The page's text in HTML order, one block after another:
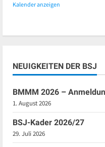
Kalender anzeigen
NEUIGKEITEN DER BSJ
BMMM 2026 –
1. August 2026
BSJ-Kader 2026/27
29. Juli 2026